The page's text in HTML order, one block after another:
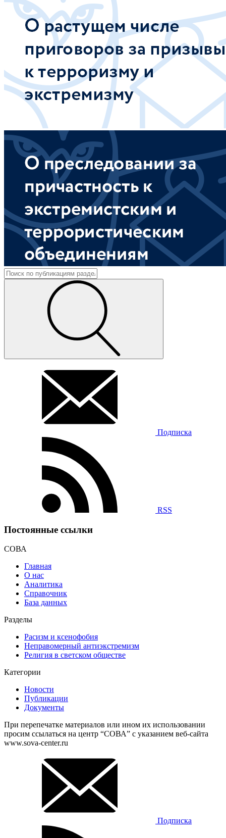
Подписка
RSS
Постоянные ссылки
СОВА
Главная
О нас
Аналитика
Справочник
База данных
Разделы
Расизм и ксенофобия
Неправомерный антиэкстремизм
Религия в светском обществе
Категории
Новости
Публикации
Документы
При перепечатке материалов или ином их использовании
просим ссылаться на центр “СОВА” с указанием веб-сайта
www.sova-center.ru
Подписка